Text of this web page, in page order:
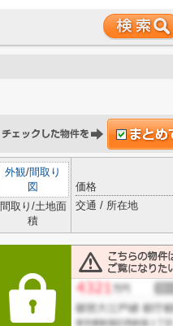
外観/間取り
図
間取り/土地面
積
価格
交通 / 所在地